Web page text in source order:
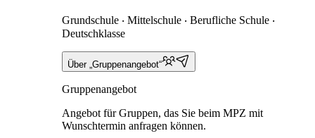
Grundschule ‧ Mittelschule ‧ Berufliche Schule ‧
Deutschklasse
Über „Gruppenangebot“
Gruppenangebot
Angebot für Gruppen, das Sie beim MPZ mit
Wunschtermin anfragen können.